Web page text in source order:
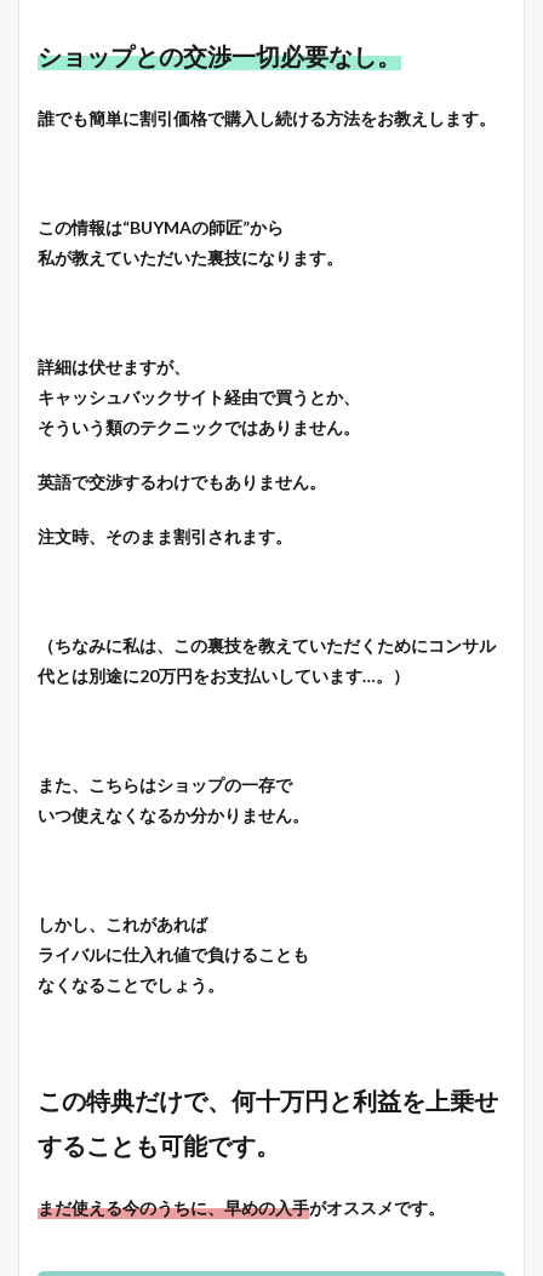
ショップとの交渉一切必要なし。
誰でも簡単に割引価格で購入し続ける方法をお教えします。
この情報は“BUYMAの師匠”から
私が教えていただいた裏技になります。
詳細は伏せますが、
キャッシュバックサイト経由で買うとか、
そういう類のテクニックではありません。
英語で交渉するわけでもありません。
注文時、そのまま割引されます。
（ちなみに私は、この裏技を教えていただくためにコンサル
代とは別途に20万円をお支払いしています…。）
また、こちらはショップの一存で
いつ使えなくなるか分かりません。
しかし、これがあれば
ライバルに仕入れ値で負けることも
なくなることでしょう。
この特典だけで、何十万円と利益を上乗せ
することも可能です。
まだ使える今のうちに、早めの入手がオススメです。